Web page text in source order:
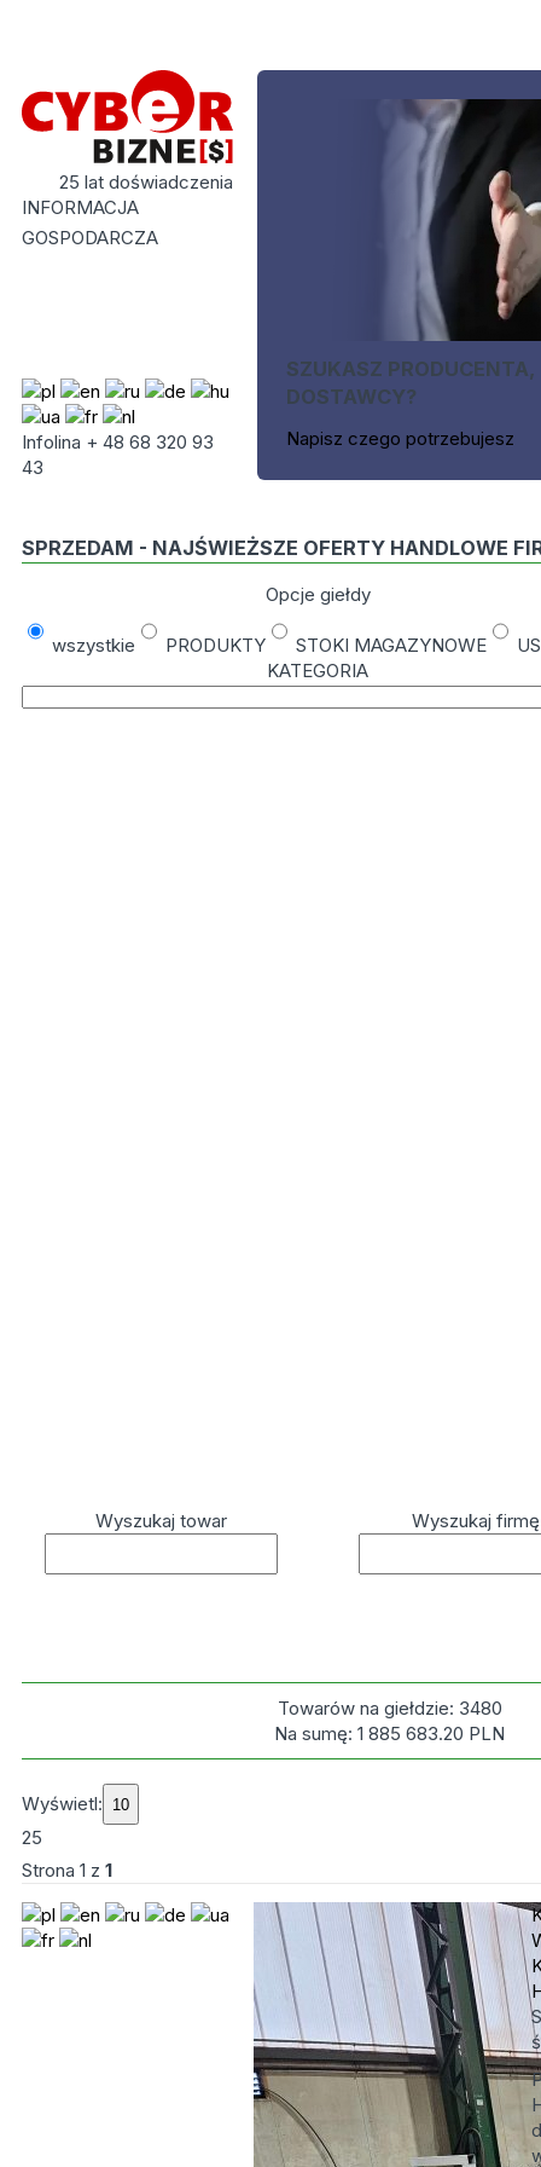
25 lat doświadczenia
INFORMACJA
GOSPODARCZA
Infolina + 48 68 320 93
43
SZUKASZ PRODUCENTA,
DOSTAWCY?
Napisz czego potrzebujesz
SPRZEDAM - NAJŚWIEŻSZE OFERTY HANDLOWE
Opcje giełdy
wszystkie PRODUKTY STOKI MAGAZYNOWE
KATEGORIA
Wyszukaj towar Wyszukaj firmę
Towarów na giełdzie: 3480
Na sumę:1 885 683.20 PLN
Wyświetl:
25
Strona 1 z 1